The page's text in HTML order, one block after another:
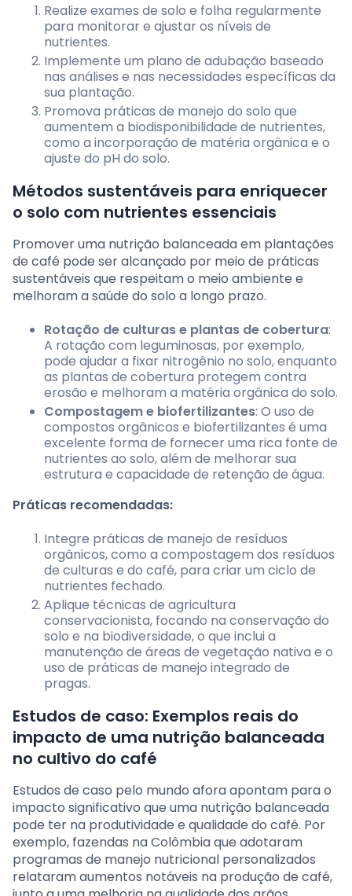
Realize exames de solo e folha regularmente
para monitorar e ajustar os níveis de
nutrientes.
Implemente um plano de adubação baseado
nas análises e nas necessidades específicas da
sua plantação.
Promova práticas de manejo do solo que
aumentem a biodisponibilidade de nutrientes,
como a incorporação de matéria orgânica e o
ajuste do pH do solo.
Métodos sustentáveis para enriquecer
o solo com nutrientes essenciais
Promover uma nutrição balanceada em plantações
de café pode ser alcançado por meio de práticas
sustentáveis que respeitam o meio ambiente e
melhoram a saúde do solo a longo prazo.
Rotação de culturas e plantas de cobertura:
A rotação com leguminosas, por exemplo,
pode ajudar a fixar nitrogênio no solo, enquanto
as plantas de cobertura protegem contra
erosão e melhoram a matéria orgânica do solo.
Compostagem e biofertilizantes: O uso de
compostos orgânicos e biofertilizantes é uma
excelente forma de fornecer uma rica fonte de
nutrientes ao solo, além de melhorar sua
estrutura e capacidade de retenção de água.
Práticas recomendadas:
Integre práticas de manejo de resíduos
orgânicos, como a compostagem dos resíduos
de culturas e do café, para criar um ciclo de
nutrientes fechado.
Aplique técnicas de agricultura
conservacionista, focando na conservação do
solo e na biodiversidade, o que inclui a
manutenção de áreas de vegetação nativa e o
uso de práticas de manejo integrado de
pragas.
Estudos de caso: Exemplos reais do
impacto de uma nutrição balanceada
no cultivo do café
Estudos de caso pelo mundo afora apontam para o
impacto significativo que uma nutrição balanceada
pode ter na produtividade e qualidade do café. Por
exemplo, fazendas na Colômbia que adotaram
programas de manejo nutricional personalizados
relataram aumentos notáveis na produção de café,